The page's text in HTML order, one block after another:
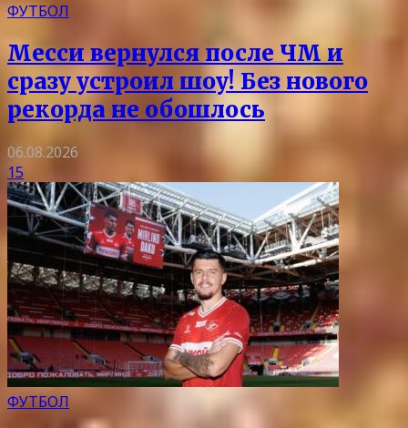
ФУТБОЛ
Месси вернулся после ЧМ и
сразу устроил шоу! Без нового
рекорда не обошлось
06.08.2026
15
ФУТБОЛ